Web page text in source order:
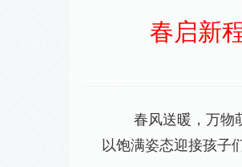
春启新
春风送暖，万物
以饱满姿态迎接孩子